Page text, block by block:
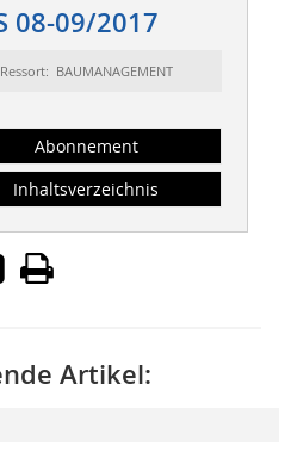
08-09/2017
Ressort: BAUMANAGEMENT
Abonnement
Inhaltsverzeichnis
Artikel: